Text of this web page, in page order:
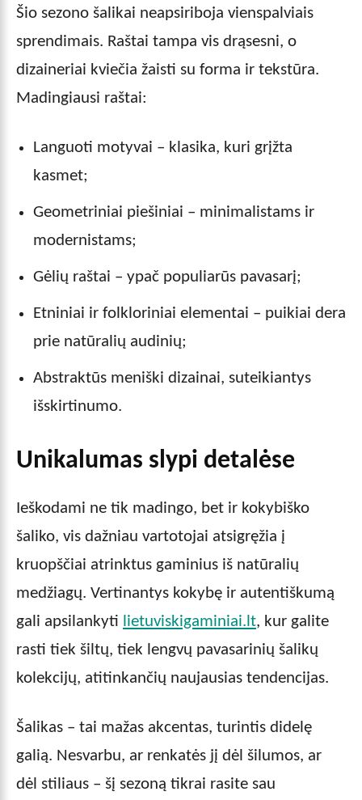
Šio sezono šalikai neapsiriboja vienspalviais
sprendimais. Raštai tampa vis drąsesni, o
dizaineriai kviečia žaisti su forma ir tekstūra.
Madingiausi raštai:
Languoti motyvai – klasika, kuri grįžta
kasmet;
Geometriniai piešiniai – minimalistams ir
modernistams;
Gėlių raštai – ypač populiarūs pavasarį;
Etniniai ir folkloriniai elementai – puikiai dera
prie natūralių audinių;
Abstraktūs meniški dizainai, suteikiantys
išskirtinumo.
Unikalumas slypi detalėse
Ieškodami ne tik madingo, bet ir kokybiško
šaliko, vis dažniau vartotojai atsigręžia į
kruopščiai atrinktus gaminius iš natūralių
medžiagų. Vertinantys kokybę ir autentiškumą
gali apsilankyti lietuviskigaminiai.lt, kur galite
rasti tiek šiltų, tiek lengvų pavasarinių šalikų
kolekcijų, atitinkančių naujausias tendencijas.
Šalikas – tai mažas akcentas, turintis didelę
galią. Nesvarbu, ar renkatės jį dėl šilumos, ar
dėl stiliaus – šį sezoną tikrai rasite sau